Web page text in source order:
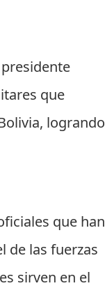
que
logrando
que han
de las fuerzas
sirven en el